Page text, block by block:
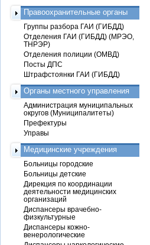
Правоохранительные органы
Группы разбора ГАИ (ГИБДД)
Отделения ГАИ (ГИБДД) (МРЭО,
ТНРЭР)
Отделения полиции (ОМВД)
Посты ДПС
Штрафстоянки ГАИ (ГИБДД)
Органы местного управления
Администрация муниципальных
округов (Муниципалитеты)
Префектуры
Управы
Медицинские учреждения
Больницы городские
Больницы детские
Дирекция по координации
деятельности медицинских
организаций
Диспансеры врачебно-
физкультурные
Диспансеры кожно-
венерологические